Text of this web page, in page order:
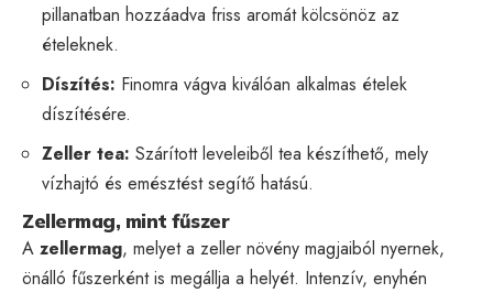
pillanatban hozzáadva friss aromát kölcsönöz az
ételeknek.
Díszítés: Finomra vágva kiválóan alkalmas ételek
díszítésére.
Zeller tea: Szárított leveleiből tea készíthető, mely
vízhajtó és emésztést segítő hatású.
Zellermag, mint fűszer
A zellermag, melyet a zeller növény magjaiból nyernek,
önálló fűszerként is megállja a helyét. Intenzív, enyhén